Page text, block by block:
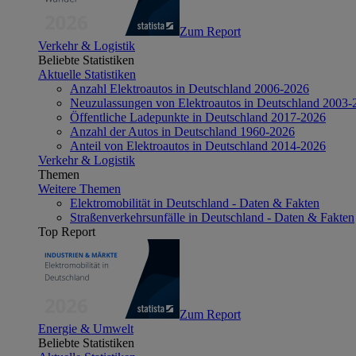
Zum Report
Verkehr & Logistik
Beliebte Statistiken
Aktuelle Statistiken
Anzahl Elektroautos in Deutschland 2006-2026
Neuzulassungen von Elektroautos in Deutschland 2003-
Öffentliche Ladepunkte in Deutschland 2017-2026
Anzahl der Autos in Deutschland 1960-2026
Anteil von Elektroautos in Deutschland 2014-2026
Verkehr & Logistik
Themen
Weitere Themen
Elektromobilität in Deutschland - Daten & Fakten
Straßenverkehrsunfälle in Deutschland - Daten & Fakten
Top Report
Zum Report
Energie & Umwelt
Beliebte Statistiken